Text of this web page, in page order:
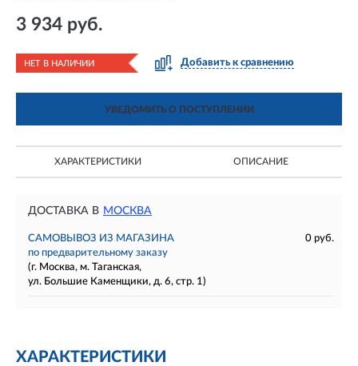
3 934 руб.
НЕТ В НАЛИЧИИ Добавить к сравнению
УВЕДОМИТЬ О ПОСТУПЛЕНИИ
ХАРАКТЕРИСТИКИ ОПИСАНИЕ
ДОСТАВКА В МОСКВА
САМОВЫВОЗ ИЗ МАГАЗИНА
0 руб.
по предварительному заказу
(г. Москва, м. Таганская,
ул. Большие Каменщики, д. 6, стр. 1)
ХАРАКТЕРИСТИКИ